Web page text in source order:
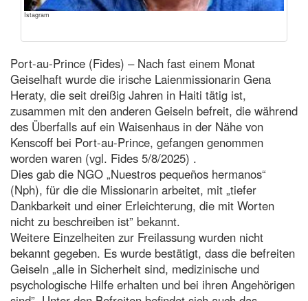
Istagram
Port-au-Prince (Fides) – Nach fast einem Monat
Geiselhaft wurde die irische Laienmissionarin Gena
Heraty, die seit dreißig Jahren in Haiti tätig ist,
zusammen mit den anderen Geiseln befreit, die während
des Überfalls auf ein Waisenhaus in der Nähe von
Kenscoff bei Port-au-Prince, gefangen genommen
worden waren (vgl. Fides 5/8/2025) .
Dies gab die NGO „Nuestros pequeños hermanos“
(Nph), für die die Missionarin arbeitet, mit „tiefer
Dankbarkeit und einer Erleichterung, die mit Worten
nicht zu beschreiben ist” bekannt.
Weitere Einzelheiten zur Freilassung wurden nicht
bekannt gegeben. Es wurde bestätigt, dass die befreiten
Geiseln „alle in Sicherheit sind, medizinische und
psychologische Hilfe erhalten und bei ihren Angehörigen